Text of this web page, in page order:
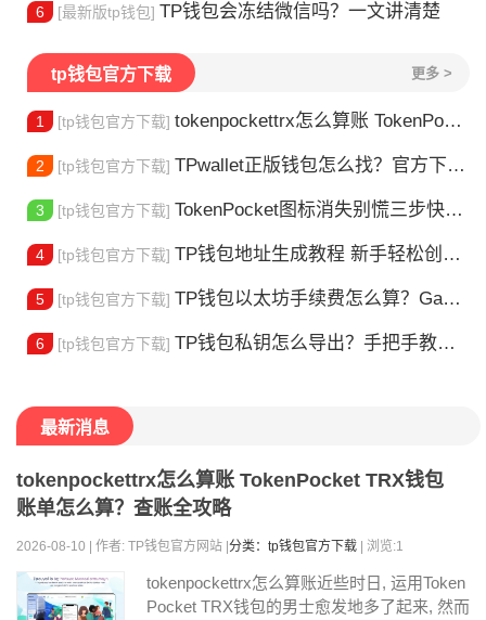
6 [最新版tp钱包] TP钱包会冻结微信吗？一文讲清楚
tp钱包官方下载 更多 >
1 [tp钱包官方下载] tokenpockettrx怎么算账 TokenPocket TRX钱包账单怎么算？查账全攻略
2 [tp钱包官方下载] TPwallet正版钱包怎么找？官方下载渠道全解析
3 [tp钱包官方下载] TokenPocket图标消失别慌三步快速找回你的钱包
4 [tp钱包官方下载] TP钱包地址生成教程 新手轻松创建钱包
5 [tp钱包官方下载] TP钱包以太坊手续费怎么算？Gas 费省钱全攻略
6 [tp钱包官方下载] TP钱包私钥怎么导出？手把手教你安全备份助记词
最新消息
tokenpockettrx怎么算账 TokenPocket TRX钱包
账单怎么算？查账全攻略
2026-08-10 | 作者: TP钱包官方网站 | 分类：tp钱包官方下载 | 浏览:1
tokenpockettrx怎么算账近些时日, 运用Token
Pocket TRX钱包的男士愈发地多了起来, 然而